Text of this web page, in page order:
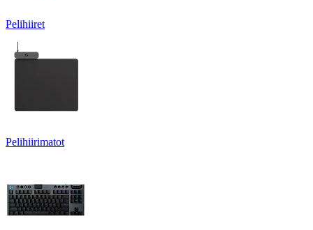
Pelihiiret
Pelihiirimatot